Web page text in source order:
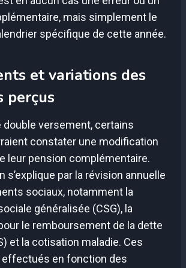
mais simplement le
spécifique de cette année.
et variations des
perçus
double versement, certains
constater une modification
leur pension complémentaire.
s’explique par la révision annuelle
sociaux, notamment la
généralisée (CSG), la
le remboursement de la dette
et la cotisation maladie. Ces
en fonction des